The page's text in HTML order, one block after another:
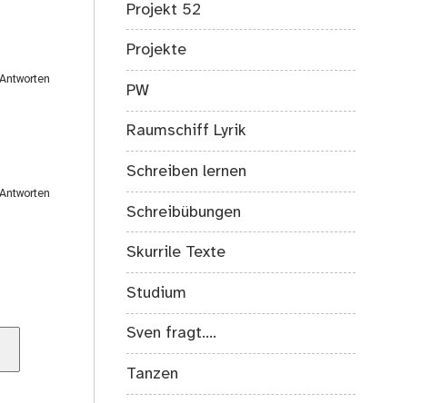
Antworten
Antworten
Projekt 52
Projekte
PW
Raumschiff Lyrik
Schreiben lernen
Schreibübungen
Skurrile Texte
Studium
Sven fragt….
Tanzen